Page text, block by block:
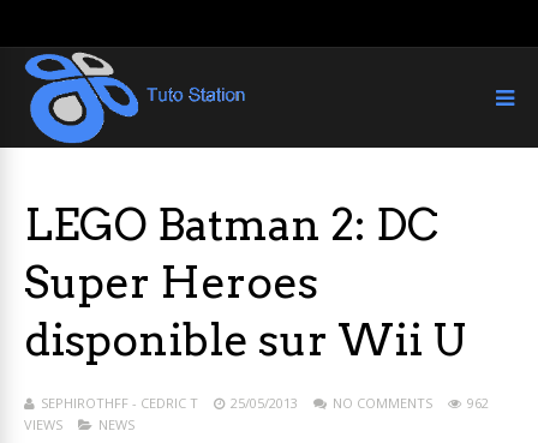
LEGO Batman 2: DC
Super Heroes
disponible sur Wii U
SEPHIROTHFF - CEDRIC T 25/05/2013 NO COMMENTS
962
VIEWS
NEWS